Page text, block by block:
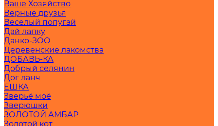
Ваше Хозяйство
Верные друзья
Веселый попугай
Дай лапку
Данко-ЗОО
Деревенские лакомства
ДОБАВЬ-КА
Добрый селянин
Дог ланч
ЕШКА
Зверьё моё
Зверюшки
ЗОЛОТОЙ АМБАР
Золотой кот